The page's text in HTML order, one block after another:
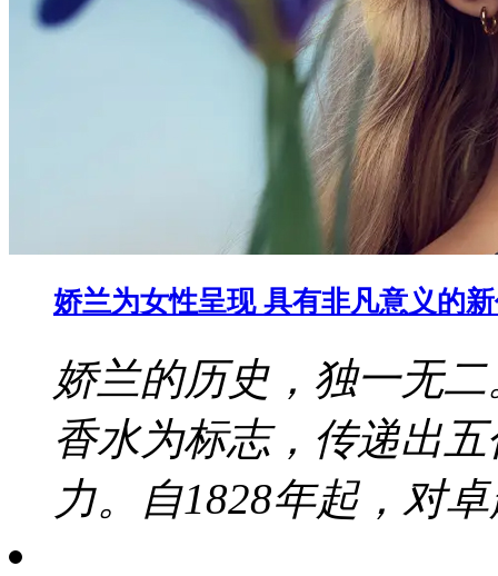
娇兰为女性呈现 具有非凡意义的
娇兰的历史，独一无
香水为标志，传递出
力。自1828年起，对